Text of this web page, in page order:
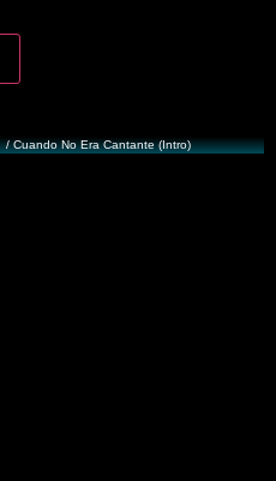
/ Cuando No Era Cantante (Intro)